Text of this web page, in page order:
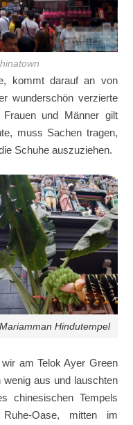
kommt darauf an von
wunderschön verzierte
und Männer gilt
muss Sachen tragen,
Schuhe auszuziehen.
Hindutempel
am Telok Ayer Green
aus und lauschten
chinesischen Tempels
Oase, mitten im